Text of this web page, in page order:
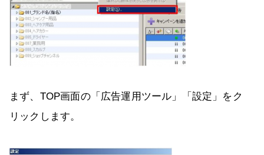
まず、TOP画面の「広告運用ツール」「設定」をク
リックします。